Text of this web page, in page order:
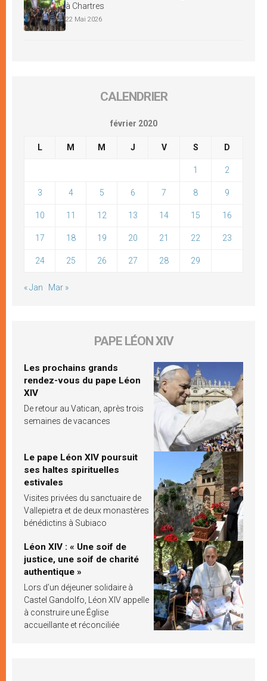
à Chartres
22 Mai 2026
CALENDRIER
février 2020
L M M J V S D
1 2
3 4 5 6 7 8 9
10 11 12 13 14 15 16
17 18 19 20 21 22 23
24 25 26 27 28 29
« Jan Mar »
PAPE LÉON XIV
Les prochains grands
rendez-vous du pape Léon
XIV
De retour au Vatican, après trois
semaines de vacances
Le pape Léon XIV poursuit
ses haltes spirituelles
estivales
Visites privées du sanctuaire de
Vallepietra et de deux monastères
bénédictins à Subiaco
Léon XIV : « Une soif de
justice, une soif de charité
authentique »
Lors d’un déjeuner solidaire à
Castel Gandolfo, Léon XIV appelle
à construire une Église
accueillante et réconciliée